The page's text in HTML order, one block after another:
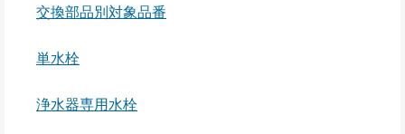
交換部品別対象品番
単水栓
浄水器専用水栓